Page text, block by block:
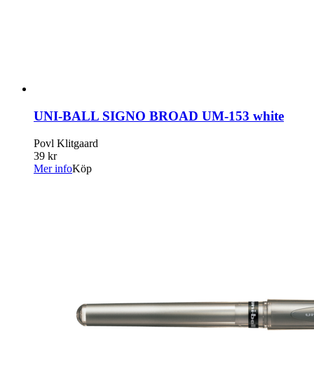
UNI-BALL SIGNO BROAD UM-153 white
Povl Klitgaard
39 kr
Mer infoKöp